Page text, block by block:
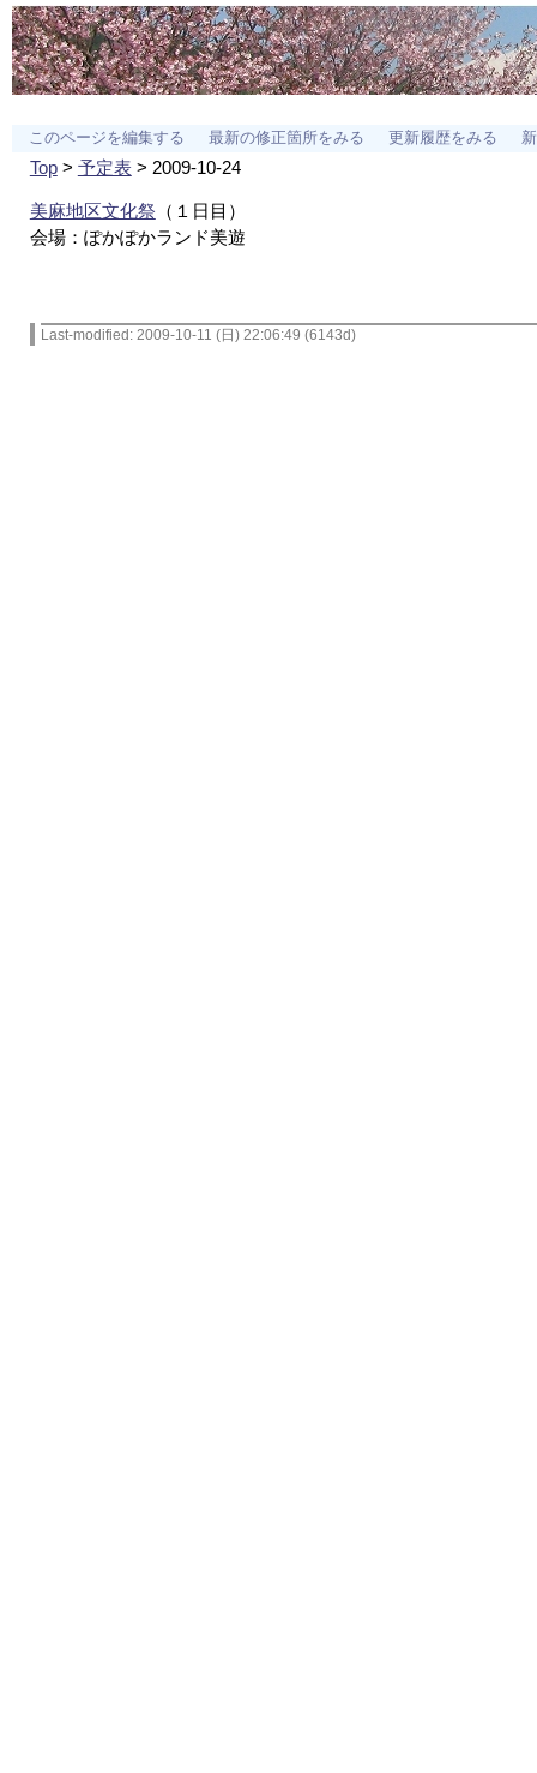
このページを編集する 最新の修正箇所をみる 更新履歴をみる
Top> 予定表> 2009-10-24
美麻地区文化祭 （１日目）
会場：ぽかぽかランド美遊
Last-modified: 2009-10-11 (日) 22:06:49 (6143d)